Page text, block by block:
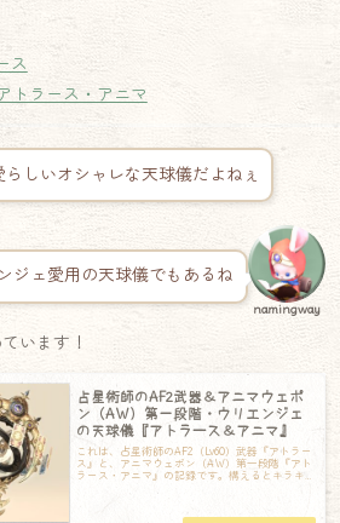
ス
トラース・アニマ
らしいオシャレな天球儀だよねぇ
ジェ愛用の天球儀でもあるね
namingway
います！
占星術師のAF2武器＆アニマウェポ
ン（AW）第一段階・ウリエンジェ
の天球儀『アトラース＆アニマ』
これは、占星術師のAF2（Lv60）武器『アトラー
ス』と、アニマウェポン（AW）第一段階『アト
ラース・アニマ』の記録です。構えるとキラキ